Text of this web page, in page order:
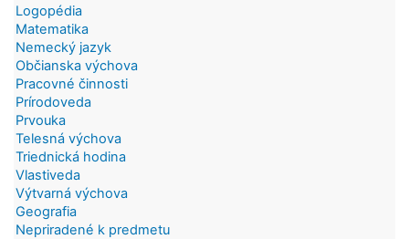
Logopédia
Matematika
Nemecký jazyk
Občianska výchova
Pracovné činnosti
Prírodoveda
Prvouka
Telesná výchova
Triednická hodina
Vlastiveda
Výtvarná výchova
Geografia
Nepriradené k predmetu